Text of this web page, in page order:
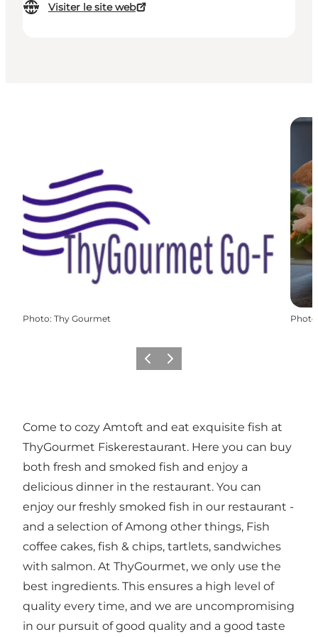
Visiter le site web
Photo: Thy Gourmet Photo
PrécédentSuivant
Come to cozy Amtoft and eat exquisite fish at
ThyGourmet Fiskerestaurant. Here you can buy
both fresh and smoked fish and enjoy a
delicious dinner in the restaurant. You can
enjoy our freshly smoked fish in our restaurant -
and a selection of Among other things, Fish
coffee cakes, fish & chips, tartlets, sandwiches
with salmon. At ThyGourmet, we only use the
best ingredients. This ensures a high level of
quality every time, and we are uncompromising
in our pursuit of good quality and a good taste